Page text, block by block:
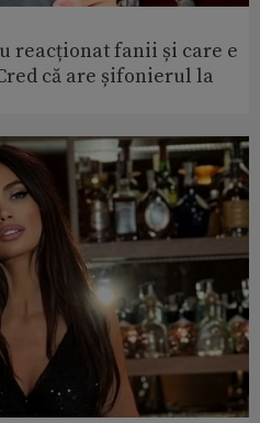
reacționat fanii și care e
că are șifonierul la